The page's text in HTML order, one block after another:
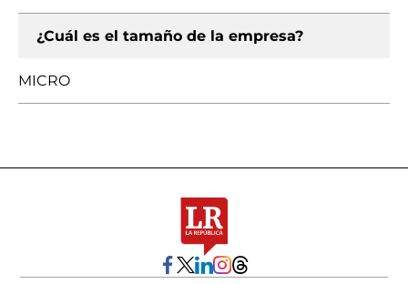
¿Cuál es el tamaño de la empresa?
MICRO